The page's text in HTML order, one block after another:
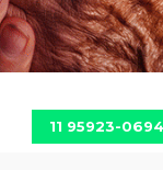
11 95923-0694